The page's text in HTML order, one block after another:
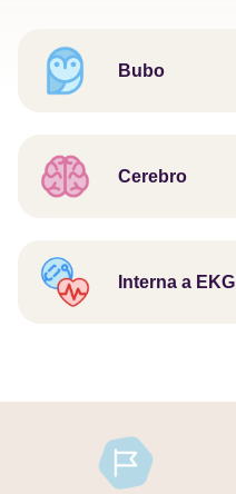
Bubo
Cerebro
Interna a EKG